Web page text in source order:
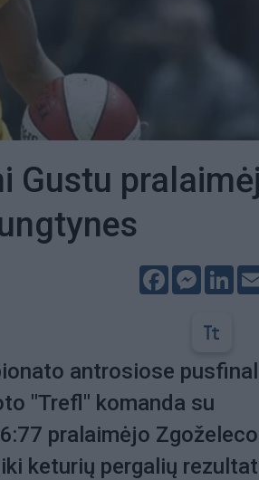
Gustu
Facebook
antrosiose
"Trefl" komanda su
pralaimėjo Zgoželeco
keturių pergalių